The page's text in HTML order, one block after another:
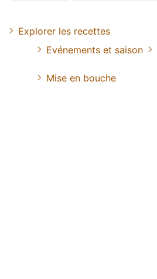
Explorer les recettes
Evénements et saison
Mise en bouche